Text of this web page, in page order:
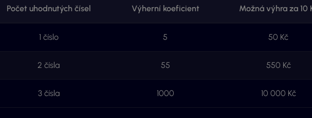
Počet uhodnutých čísel Výherní koeficient Možná výhra za 10
1 číslo 5 50 Kč
2 čísla 55 550 Kč
3 čísla 1000 10 000 Kč